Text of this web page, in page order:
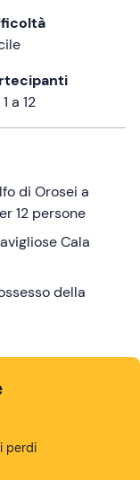
a 12
di Orosei a
12 persone
Cala
della
perdi